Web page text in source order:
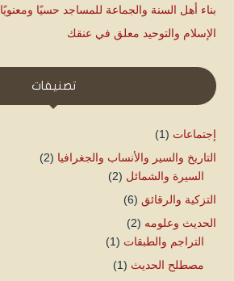
بناء أهل السنة والجماعة للمساجد حسيًا ومعنويًا
الإسلام والتوحيد معلق في عنقك
تصنيفات
إجتماعات (1)
التاريخ والسير والأنساب والجغرافيا (2)
السيرة والشمائل (2)
التزكية والرقائق (6)
الحديث وعلومه (2)
التراجم والطبقات (1)
مصطلح الحديث (1)